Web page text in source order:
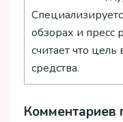
обзорах и пресс
считает что
средства.
Комментариев